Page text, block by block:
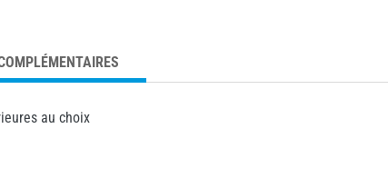
au choix